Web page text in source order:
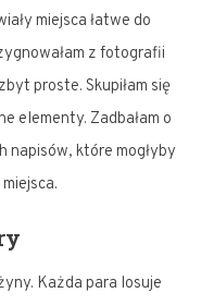
miejsca łatwe do
z fotografii
proste. Skupiłam się
elementy. Zadbałam o
napisów, które mogłyby
Każda para losuje